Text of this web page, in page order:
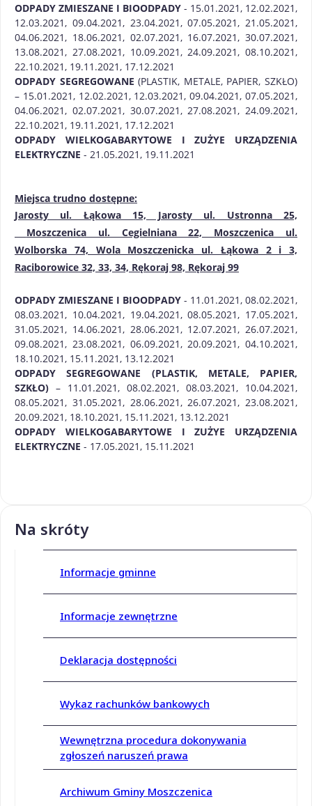
ODPADY ZMIESZANE I BIOODPADY - 15.01.2021, 12.02.2021,
12.03.2021, 09.04.2021, 23.04.2021, 07.05.2021, 21.05.2021,
04.06.2021, 18.06.2021, 02.07.2021, 16.07.2021, 30.07.2021,
13.08.2021, 27.08.2021, 10.09.2021, 24.09.2021, 08.10.2021,
22.10.2021, 19.11.2021, 17.12.2021
ODPADY SEGREGOWANE (PLASTIK, METALE, PAPIER, SZKŁO)
– 15.01.2021, 12.02.2021, 12.03.2021, 09.04.2021, 07.05.2021,
04.06.2021, 02.07.2021, 30.07.2021, 27.08.2021, 24.09.2021,
22.10.2021, 19.11.2021, 17.12.2021
ODPADY WIELKOGABARYTOWE I ZUŻYE URZĄDZENIA
ELEKTRYCZNE - 21.05.2021, 19.11.2021
Miejsca trudno dostępne:
Jarosty ul. Łąkowa 15, Jarosty ul. Ustronna 25,
Moszczenica ul. Cegielniana 22, Moszczenica ul.
Wolborska 74, Wola Moszczenicka ul. Łąkowa 2 i 3,
Raciborowice 32, 33, 34, Rękoraj 98, Rękoraj 99
ODPADY ZMIESZANE I BIOODPADY - 11.01.2021, 08.02.2021,
08.03.2021, 10.04.2021, 19.04.2021, 08.05.2021, 17.05.2021,
31.05.2021, 14.06.2021, 28.06.2021, 12.07.2021, 26.07.2021,
09.08.2021, 23.08.2021, 06.09.2021, 20.09.2021, 04.10.2021,
18.10.2021, 15.11.2021, 13.12.2021
ODPADY SEGREGOWANE (PLASTIK, METALE, PAPIER,
SZKŁO) – 11.01.2021, 08.02.2021, 08.03.2021, 10.04.2021,
08.05.2021, 31.05.2021, 28.06.2021, 26.07.2021, 23.08.2021,
20.09.2021, 18.10.2021, 15.11.2021, 13.12.2021
ODPADY WIELKOGABARYTOWE I ZUŻYE URZĄDZENIA
ELEKTRYCZNE - 17.05.2021, 15.11.2021
Na skróty
Informacje gminne
Informacje zewnętrzne
Deklaracja dostępności
Wykaz rachunków bankowych
Wewnętrzna procedura dokonywania
zgłoszeń naruszeń prawa
Archiwum Gminy Moszczenica